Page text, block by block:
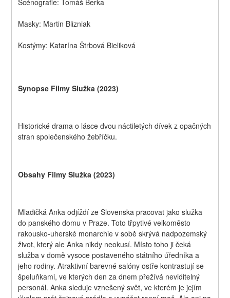
Masky: Martin Blizniak
Kostýmy: Katarína Štrbová Bieliková
Synopse Filmy Služka (2023)
Historické drama o lásce dvou náctiletých dívek z opačných
stran společenského žebříčku.
Obsahy Filmy Služka (2023)
Mladičká Anka odjíždí ze Slovenska pracovat jako služka
do panského domu v Praze. Toto třpytivé velkoměsto
rakousko-uherské monarchie v sobě skrývá nadpozemský
život, který ale Anka nikdy neokusí. Místo toho ji čeká
služba v domě vysoce postaveného státního úředníka a
jeho rodiny. Atraktivní barevné salóny ostře kontrastují se
špeluňkami, ve kterých den za dnem přežívá neviditelný
personál. Anka sleduje vznešený svět, ve kterém je jejím